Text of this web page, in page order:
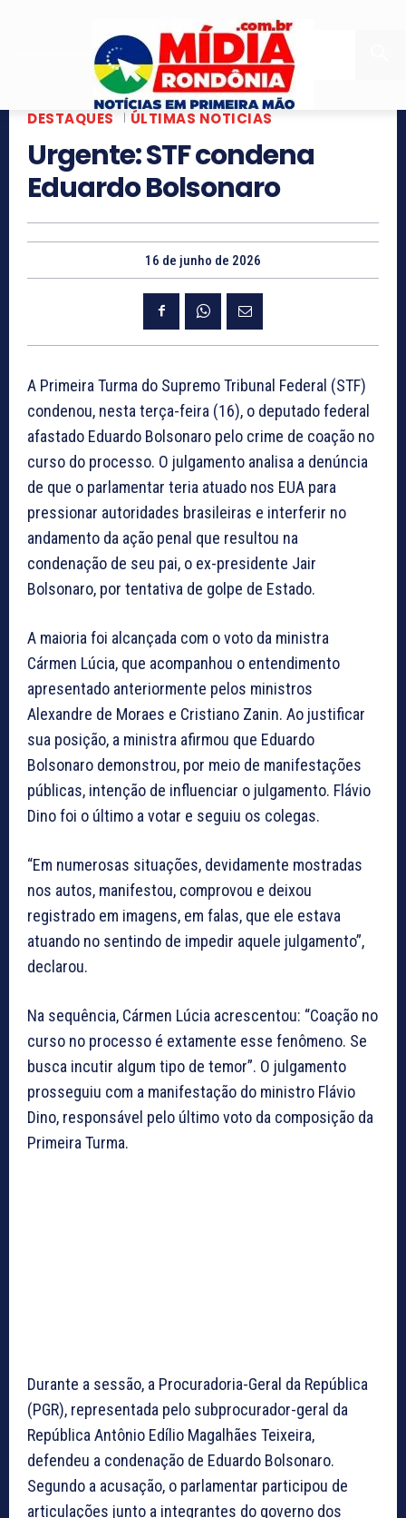
DESTAQUES ÚLTIMAS NOTICIAS
Urgente: STF condena
Eduardo Bolsonaro
16 de junho de 2026
A Primeira Turma do Supremo Tribunal Federal (STF)
condenou, nesta terça-feira (16), o deputado federal
afastado Eduardo Bolsonaro pelo crime de coação no
curso do processo. O julgamento analisa a denúncia
de que o parlamentar teria atuado nos EUA para
pressionar autoridades brasileiras e interferir no
andamento da ação penal que resultou na
condenação de seu pai, o ex-presidente Jair
Bolsonaro, por tentativa de golpe de Estado.
A maioria foi alcançada com o voto da ministra
Cármen Lúcia, que acompanhou o entendimento
apresentado anteriormente pelos ministros
Alexandre de Moraes e Cristiano Zanin. Ao justificar
sua posição, a ministra afirmou que Eduardo
Bolsonaro demonstrou, por meio de manifestações
públicas, intenção de influenciar o julgamento. Flávio
Dino foi o último a votar e seguiu os colegas.
“Em numerosas situações, devidamente mostradas
nos autos, manifestou, comprovou e deixou
registrado em imagens, em falas, que ele estava
atuando no sentindo de impedir aquele julgamento”,
declarou.
Na sequência, Cármen Lúcia acrescentou: “Coação no
curso no processo é extamente esse fenômeno. Se
busca incutir algum tipo de temor”. O julgamento
prosseguiu com a manifestação do ministro Flávio
Dino, responsável pelo último voto da composição da
Primeira Turma.
Durante a sessão, a Procuradoria-Geral da República
(PGR), representada pelo subprocurador-geral da
República Antônio Edílio Magalhães Teixeira,
defendeu a condenação de Eduardo Bolsonaro.
Segundo a acusação, o parlamentar participou de
articulações junto a integrantes do governo dos